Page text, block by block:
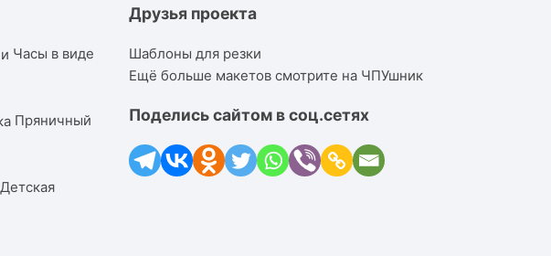
Часы в виде
Пряничный
Детская
Друзья проекта
Шаблоны для резки
Ещё больше макетов смотрите на ЧПУшник
Поделись сайтом в соц.сетях